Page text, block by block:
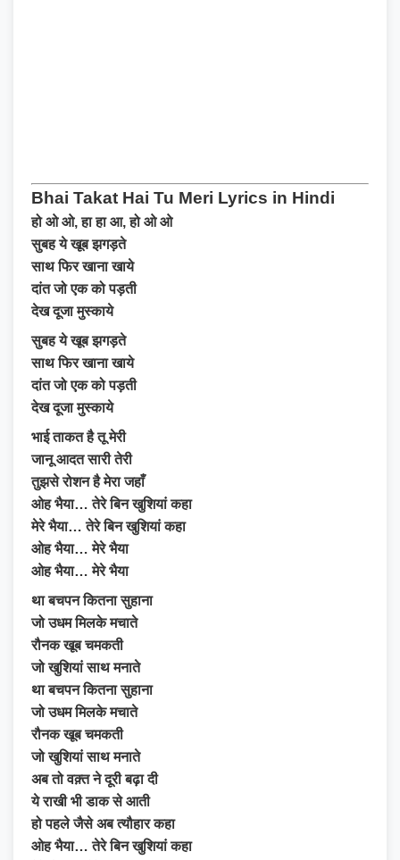
Bhai Takat Hai Tu Meri Lyrics in Hindi
हो ओ ओ, हा हा आ, हो ओ ओ
सुबह ये खूब झगड़ते
साथ फिर खाना खाये
दांत जो एक को पड़ती
देख दूजा मुस्काये
सुबह ये खूब झगड़ते
साथ फिर खाना खाये
दांत जो एक को पड़ती
देख दूजा मुस्काये
भाई ताकत है तू मेरी
जानू आदत सारी तेरी
तुझसे रोशन है मेरा जहाँ
ओह भैया… तेरे बिन खुशियां कहा
मेरे भैया… तेरे बिन खुशियां कहा
ओह भैया… मेरे भैया
ओह भैया… मेरे भैया
था बचपन कितना सुहाना
जो उधम मिलके मचाते
रौनक खूब चमकती
जो खुशियां साथ मनाते
था बचपन कितना सुहाना
जो उधम मिलके मचाते
रौनक खूब चमकती
जो खुशियां साथ मनाते
अब तो वक़्त ने दूरी बढ़ा दी
ये राखी भी डाक से आती
हो पहले जैसे अब त्यौहार कहा
ओह भैया… तेरे बिन खुशियां कहा